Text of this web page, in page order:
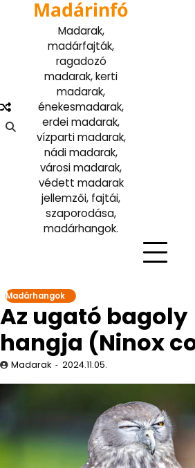
Madárinfó
Madarak,
madárfajták,
ragadozó
madarak, kerti
madarak,
énekesmadarak,
erdei madarak,
vízparti madarak,
nádi madarak,
városi madarak,
védett madarak
jellemzői, fajtái,
szaporodása,
madárhangok.
Madárhangok
Az ugató bagoly
hangja (Ninox
Madarak 2024.11.05.